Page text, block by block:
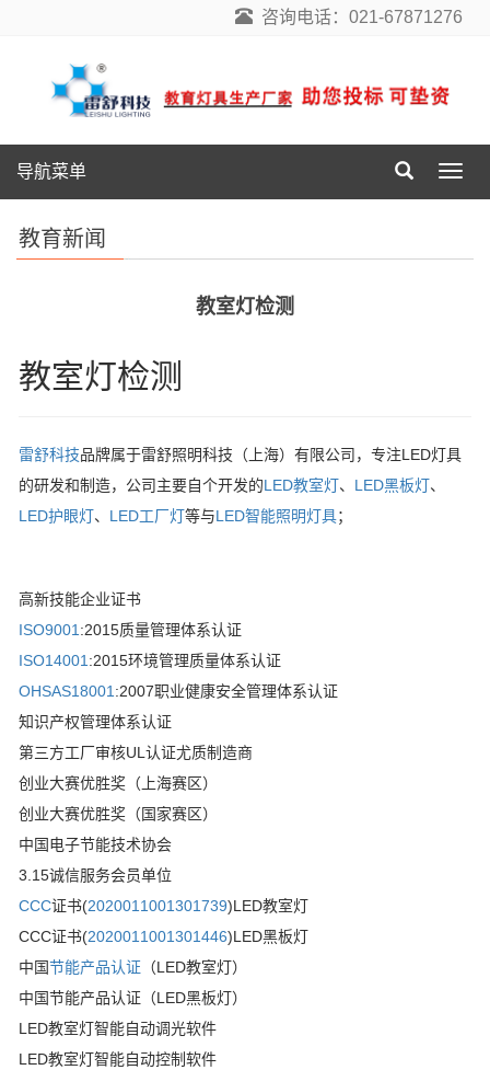
咨询电话：021-67871276
导
航
导航菜单
教育新闻
教室灯检测
教室灯检测
雷舒科技品牌属于雷舒照明科技（上海）有限公司，专注LED灯具
的研发和制造，公司主要自个开发的LED教室灯、 LED黑板灯、
LED护眼灯、 LED工厂灯等与LED智能照明灯具；
高新技能企业证书
ISO9001:2015质量管理体系认证
ISO14001:2015环境管理质量体系认证
OHSAS18001:2007职业健康安全管理体系认证
知识产权管理体系认证
第三方工厂审核UL认证尤质制造商
创业大赛优胜奖（上海赛区）
创业大赛优胜奖（国家赛区）
中国电子节能技术协会
3.15诚信服务会员单位
CCC证书(2020011001301739)LED教室灯
CCC证书(2020011001301446)LED黑板灯
中国节能产品认证 （LED教室灯）
中国节能产品认证（LED黑板灯）
LED教室灯智能自动调光软件
LED教室灯智能自动控制软件